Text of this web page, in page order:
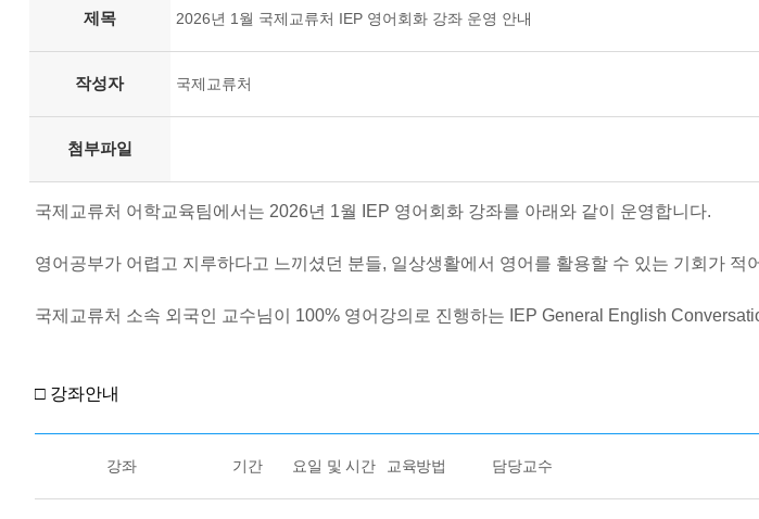
제목 2026년 1월 국제교류처 IEP 영어회화 강좌 운영 안내
작성자 국제교류처
첨부파일
국제교류처 어학교육팀에서는 2026년 1월 IEP 영어회화 강좌를 아래와 같이 운영합니다.
영어공부가 어렵고 지루하다고 느끼셨던 분들, 일상생활에서 영어를 활용할 수 있는 기회가
국제교류처 소속 외국인 교수님이 100% 영어강의로 진행하는 IEP General English
□ 강좌안내
강좌 기간 요일 및 시간 교육방법 담당교수